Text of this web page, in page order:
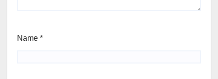
Name *